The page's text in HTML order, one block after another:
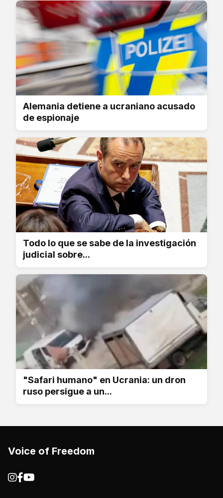
Alemania detiene a ucraniano acusado
de espionaje
Todo lo que se sabe de la investigación
judicial sobre...
"Safari humano" en Ucrania: un dron
ruso persigue a un...
Voice of Freedom